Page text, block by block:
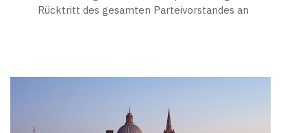
Rücktritt des gesamten Parteivorstandes an